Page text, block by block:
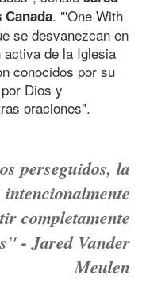
Canada. "'One With
se desvanezcan en
de la Iglesia
conocidos por su
Dios y
oraciones".
perseguidos, la
completamente
- Jared Vander
Meulen